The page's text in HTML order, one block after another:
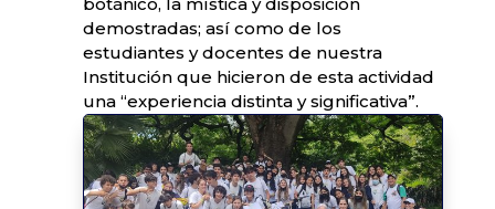
demostradas; así como de los
estudiantes y docentes de nuestra
Institución que hicieron de esta actividad
una “experiencia distinta y significativa”.